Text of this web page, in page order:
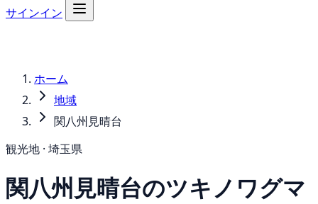
サインイン
ホーム
地域
関八州見晴台
観光地 · 埼玉県
関八州見晴台のツキノワグマ